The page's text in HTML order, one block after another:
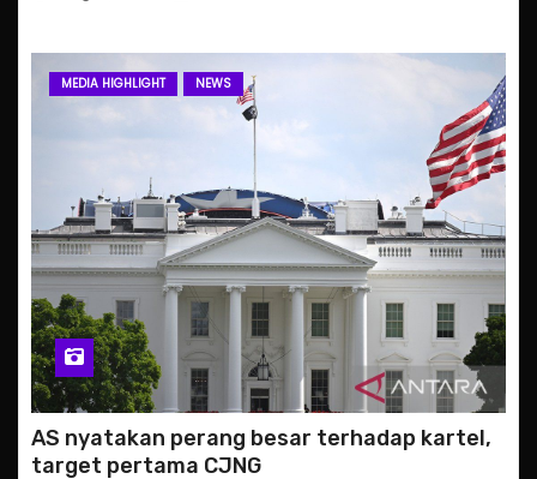
MEDIA HIGHLIGHT NEWS
AS nyatakan perang besar terhadap kartel,
target pertama CJNG